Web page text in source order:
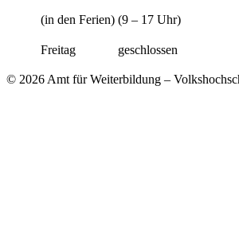
(in den Ferien) (9 – 17 Uhr)
Freitag geschlossen
© 2026 Amt für Weiterbildung –